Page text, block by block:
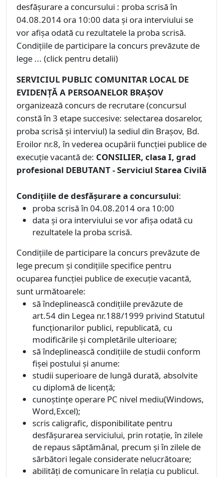
desfăşurare a concursului : proba scrisă în
04.08.2014 ora 10:00 data şi ora interviului se
vor afişa odată cu rezultatele la proba scrisă.
Condiţiile de participare la concurs prevăzute de
lege ... (click pentru detalii)
SERVICIUL PUBLIC COMUNITAR LOCAL DE
EVIDENŢĂ A PERSOANELOR BRAŞOV
organizează concurs de recrutare (concursul
constă în 3 etape succesive: selectarea dosarelor,
proba scrisă şi interviul) la sediul din Braşov, Bd.
Eroilor nr.8, în vederea ocupării funcţiei publice de
execuţie vacantă de: CONSILIER, clasa I, grad
profesional DEBUTANT - Serviciul Starea Civilă
Condiţiile de desfăşurare a concursului:
proba scrisă în 04.08.2014 ora 10:00
data şi ora interviului se vor afişa odată cu
rezultatele la proba scrisă.
Condiţiile de participare la concurs prevăzute de
lege precum şi condiţiile specifice pentru
ocuparea funcţiei publice de execuţie vacantă,
sunt următoarele:
să îndeplinească condiţiile prevăzute de
art.54 din Legea nr.188/1999 privind Statutul
funcţionarilor publici, republicată, cu
modificările şi completările ulterioare;
să îndeplinească condiţiile de studii conform
fişei postului şi anume:
studii superioare de lungă durată, absolvite
cu diplomă de licenţă;
cunoştinţe operare PC nivel mediu(Windows,
Word,Excel);
scris caligrafic, disponibilitate pentru
desfăşurarea serviciului, prin rotaţie, în zilele
de repaus săptămânal, precum şi în zilele de
sărbători legale considerate nelucrătoare;
abilităţi de comunicare în relaţia cu publicul.